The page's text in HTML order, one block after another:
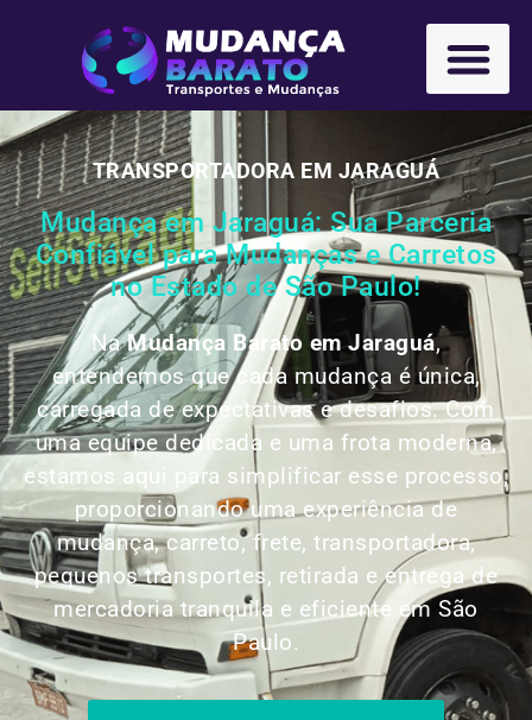
TRANSPORTADORA EM JARAGUÁ
Mudança em Jaraguá: Sua Parceria
Confiável para Mudanças e Carretos
no Estado de São Paulo!
NaMudança Barato em Jaraguá,
entendemos que cada mudança é única,
carregada de expectativas e desafios. Com
uma equipe dedicada e uma frota moderna,
estamos aqui para simplificar esse processo,
proporcionando uma experiência de
mudança, carreto, frete, transportadora,
pequenos transportes, retirada e entrega de
mercadoria tranquila e eficiente em São
Paulo.